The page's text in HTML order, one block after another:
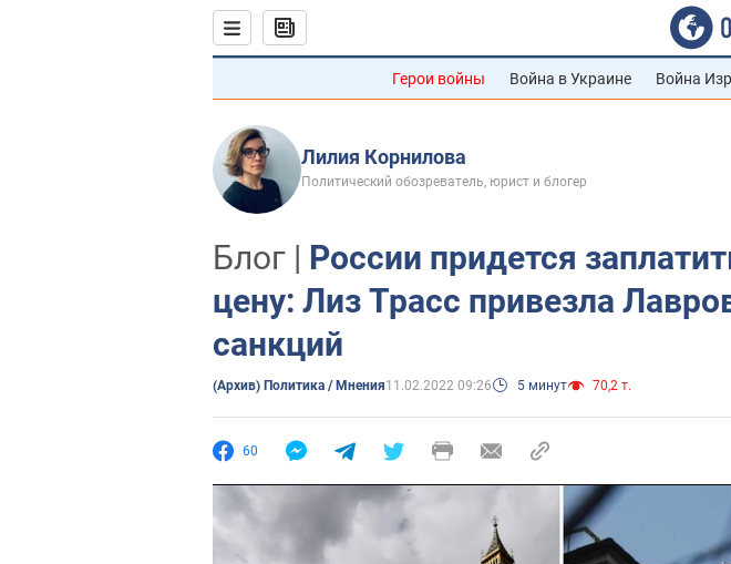
Герои войны Война в Украине Война
Лилия Корнилова
Политический обозреватель, юрист и блогер
Блог | России придется
цену: Лиз Трасс привезла
санкций
(Архив) Политика / Мнения11.02.2022 09:26 5 минут 70,2 т.
60